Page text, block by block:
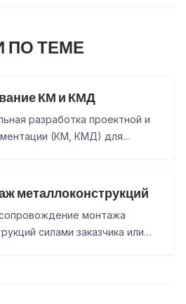
ПО ТЕМЕ
КМ и КМД
разработка проектной и
(КМ, КМД) для
металлоконструкций
монтажа
силами заказчика или